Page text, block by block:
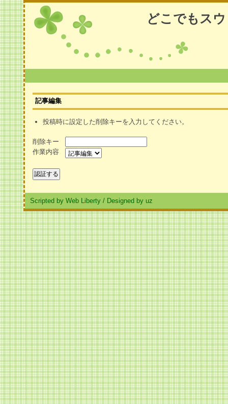
どこでもス
記事編集
投稿時に設定した削除キーを入力してください。
削除キー
作業内容
Scripted by Web Liberty / Designed by uz